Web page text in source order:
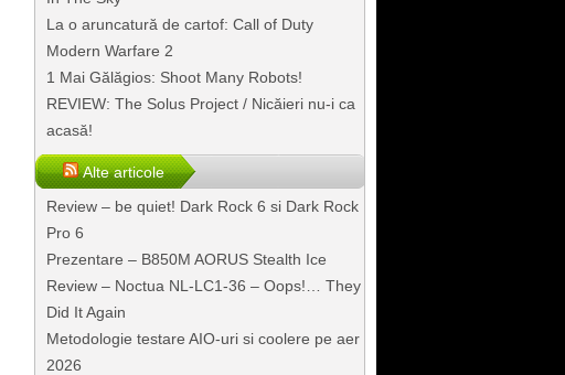
La o aruncatură de cartof: Call of Duty
Modern Warfare 2
1 Mai Gălăgios: Shoot Many Robots!
REVIEW: The Solus Project / Nicăieri nu-i ca
acasă!
Alte articole
Review – be quiet! Dark Rock 6 si Dark Rock
Pro 6
Prezentare – B850M AORUS Stealth Ice
Review – Noctua NL-LC1-36 – Oops!… They
Did It Again
Metodologie testare AIO-uri si coolere pe aer
2026